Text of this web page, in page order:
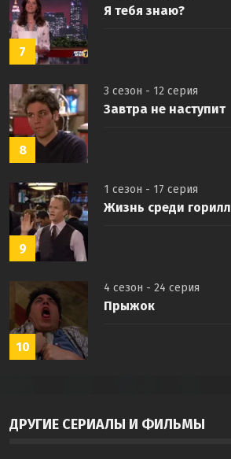
7
Я тебя знаю?
8
3 сезон - 12 серия
Завтра не наступит
9
1 сезон - 17 серия
Жизнь среди горилл
10
4 сезон - 24 серия
Прыжок
ДРУГИЕ СЕРИАЛЫ И ФИЛЬМЫ